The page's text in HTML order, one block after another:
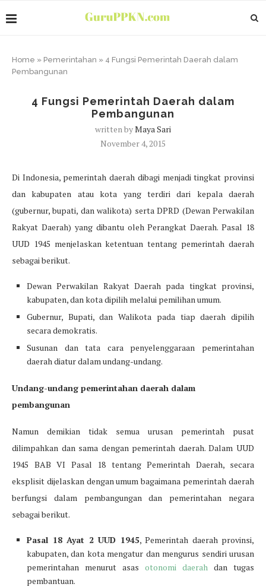
Home » Pemerintahan » 4 Fungsi Pemerintah Daerah dalam
Pembangunan
4 Fungsi Pemerintah Daerah dalam
Pembangunan
written byMaya Sari
November 4, 2015
Di Indonesia, pemerintah daerah dibagi menjadi tingkat provinsi
dan kabupaten atau kota yang terdiri dari kepala daerah
(gubernur, bupati, dan walikota) serta DPRD (Dewan Perwakilan
Rakyat Daerah) yang dibantu oleh Perangkat Daerah. Pasal 18
UUD 1945 menjelaskan ketentuan tentang pemerintah daerah
sebagai berikut.
Dewan Perwakilan Rakyat Daerah pada tingkat provinsi,
kabupaten, dan kota dipilih melalui pemilihan umum.
Gubernur, Bupati, dan Walikota pada tiap daerah dipilih
secara demokratis.
Susunan dan tata cara penyelenggaraan pemerintahan
daerah diatur dalam undang-undang.
Undang-undang pemerintahan daerah dalam
pembangunan
Namun demikian tidak semua urusan pemerintah pusat
dilimpahkan dan sama dengan pemerintah daerah. Dalam UUD
1945 BAB VI Pasal 18 tentang Pemerintah Daerah, secara
eksplisit dijelaskan dengan umum bagaimana pemerintah daerah
berfungsi dalam pembangungan dan pemerintahan negara
sebagai berikut.
Pasal 18 Ayat 2 UUD 1945, Pemerintah daerah provinsi,
kabupaten, dan kota mengatur dan mengurus sendiri urusan
pemerintahan menurut asas otonomi daerah dan tugas
pembantuan.